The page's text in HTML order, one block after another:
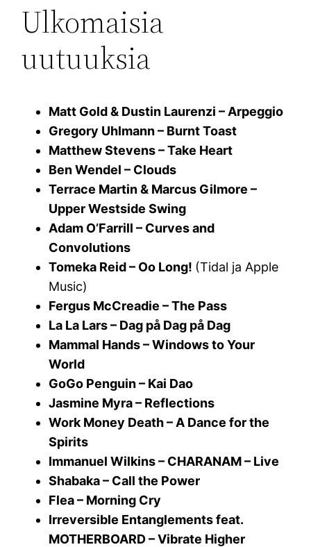
Ulkomaisia
uutuuksia
Matt Gold & Dustin Laurenzi – Arpeggio
Gregory Uhlmann – Burnt Toast
Matthew Stevens – Take Heart
Ben Wendel – Clouds
Terrace Martin & Marcus Gilmore –
Upper Westside Swing
Adam O’Farrill – Curves and
Convolutions
Tomeka Reid – Oo Long! (Tidal ja Apple
Music)
Fergus McCreadie – The Pass
La La Lars – Dag på Dag på Dag
Mammal Hands – Windows to Your
World
GoGo Penguin – Kai Dao
Jasmine Myra – Reflections
Work Money Death – A Dance for the
Spirits
Immanuel Wilkins – CHARANAM – Live
Shabaka – Call the Power
Flea – Morning Cry
Irreversible Entanglements feat.
MOTHERBOARD – Vibrate Higher